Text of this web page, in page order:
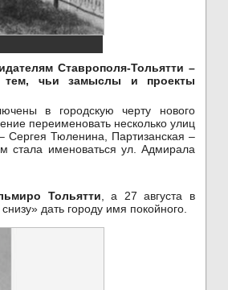
Ставрополя-Тольятти –
тем, чьи замыслы и проекты
в городскую черту нового
переименовать несколько улиц
Тюленина, Партизанская –
стала именоваться ул. Адмирала
Тольятти, а 27 августа в
дать городу имя покойного.